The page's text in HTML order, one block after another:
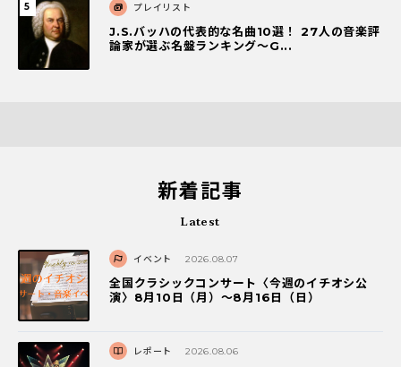
プレイリスト
J.S.バッハの代表的な名曲10選！ 27人の音楽評
論家が選ぶ名盤ランキング〜G...
新着記事
Latest
イベント 2026.08.07
全国クラシックコンサート〈今週のイチオシ公
演〉8月10日（月）～8月16日（日）
レポート 2026.08.06